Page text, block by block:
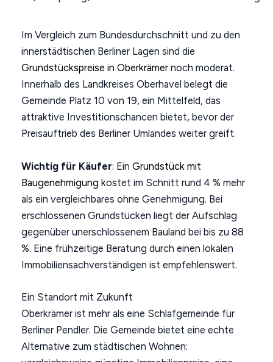
Im Vergleich zum Bundesdurchschnitt und zu den
innerstädtischen Berliner Lagen sind die
Grundstückspreise in Oberkrämer noch moderat.
Innerhalb des Landkreises Oberhavel belegt die
Gemeinde Platz 10 von 19, ein Mittelfeld, das
attraktive Investitionschancen bietet, bevor der
Preisauftrieb des Berliner Umlandes weiter greift.
Wichtig für Käufer: EinGrundstück mit
Baugenehmigung kostet im Schnitt rund 4 % mehr
als ein vergleichbares ohne Genehmigung. Bei
erschlossenen Grundstücken liegt der Aufschlag
gegenüber unerschlossenem Bauland bei bis zu 88
%. Eine frühzeitige Beratung durch einen lokalen
Immobiliensachverständigen ist empfehlenswert.
Ein Standort mit Zukunft
Oberkrämer ist mehr als eine Schlafgemeinde für
Berliner Pendler. Die Gemeinde bietet eine echte
Alternative zum städtischen Wohnen: